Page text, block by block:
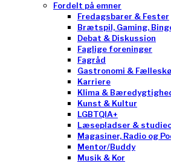
Fordelt på emner
Fredagsbarer & Fester
Brætspil, Gaming,
Debat & Diskussion
Faglige foreninger
Fagråd
Gastronomi &
Karriere
Klima &
Kunst & Kultur
LGBTQIA+
Læsepladser &
Magasiner, Radio og
Mentor/Buddy
Musik & Kor